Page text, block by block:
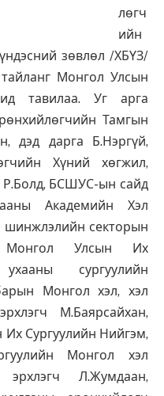
лөгч
ийн
зөвлөл /ХБҮЗ/
Монгол Улсын
тавилаа. Уг арга
Тамгын
дэд дарга Б.Нэргүй,
Хүний хөгжил,
Р.Болд, БСШУС-ын сайд
Академийн Хэл
шинжлэлийн секторын
Монгол Улсын Их
сургуулийн
Монгол хэл, хэл
М.Баярсайхан,
Сургуулийн Нийгэм,
Монгол хэл
Л.Жумдаан,